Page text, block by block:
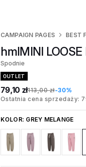
CAMPAIGN PAGES BEST
hmlMINI LOOSE
Spodnie
OUTLET
79,10 zł113,00 zł-30%
Ostatnia cena sprzedaży:
KOLOR: GREY MELANGE